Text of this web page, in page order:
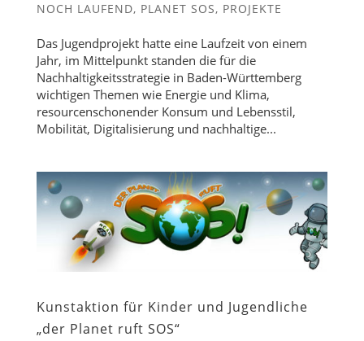
NOCH LAUFEND, PLANET SOS, PROJEKTE
Das Jugendprojekt hatte eine Laufzeit von einem
Jahr, im Mittelpunkt standen die für die
Nachhaltigkeitsstrategie in Baden-Württemberg
wichtigen Themen wie Energie und Klima,
resourcenschonender Konsum und Lebensstil,
Mobilität, Digitalisierung und nachhaltige...
Kunstaktion für Kinder und Jugendliche
„der Planet ruft SOS“